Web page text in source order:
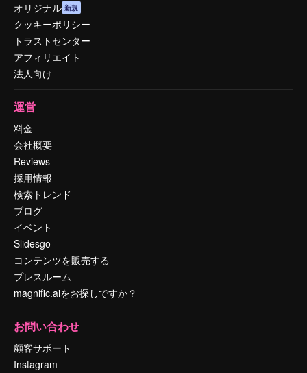
オリジナル 新規
クッキーポリシー
トラストセンター
アフィリエイト
法人向け
運営
料金
会社概要
Reviews
採用情報
検索トレンド
ブログ
イベント
Slidesgo
コンテンツを販売する
プレスルーム
magnific.aiをお探しですか？
お問い合わせ
顧客サポート
Instagram